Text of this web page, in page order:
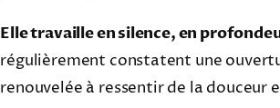
Elle travaille en silence, en
régulièrement constatent une
renouvelée à ressentir de la douceur